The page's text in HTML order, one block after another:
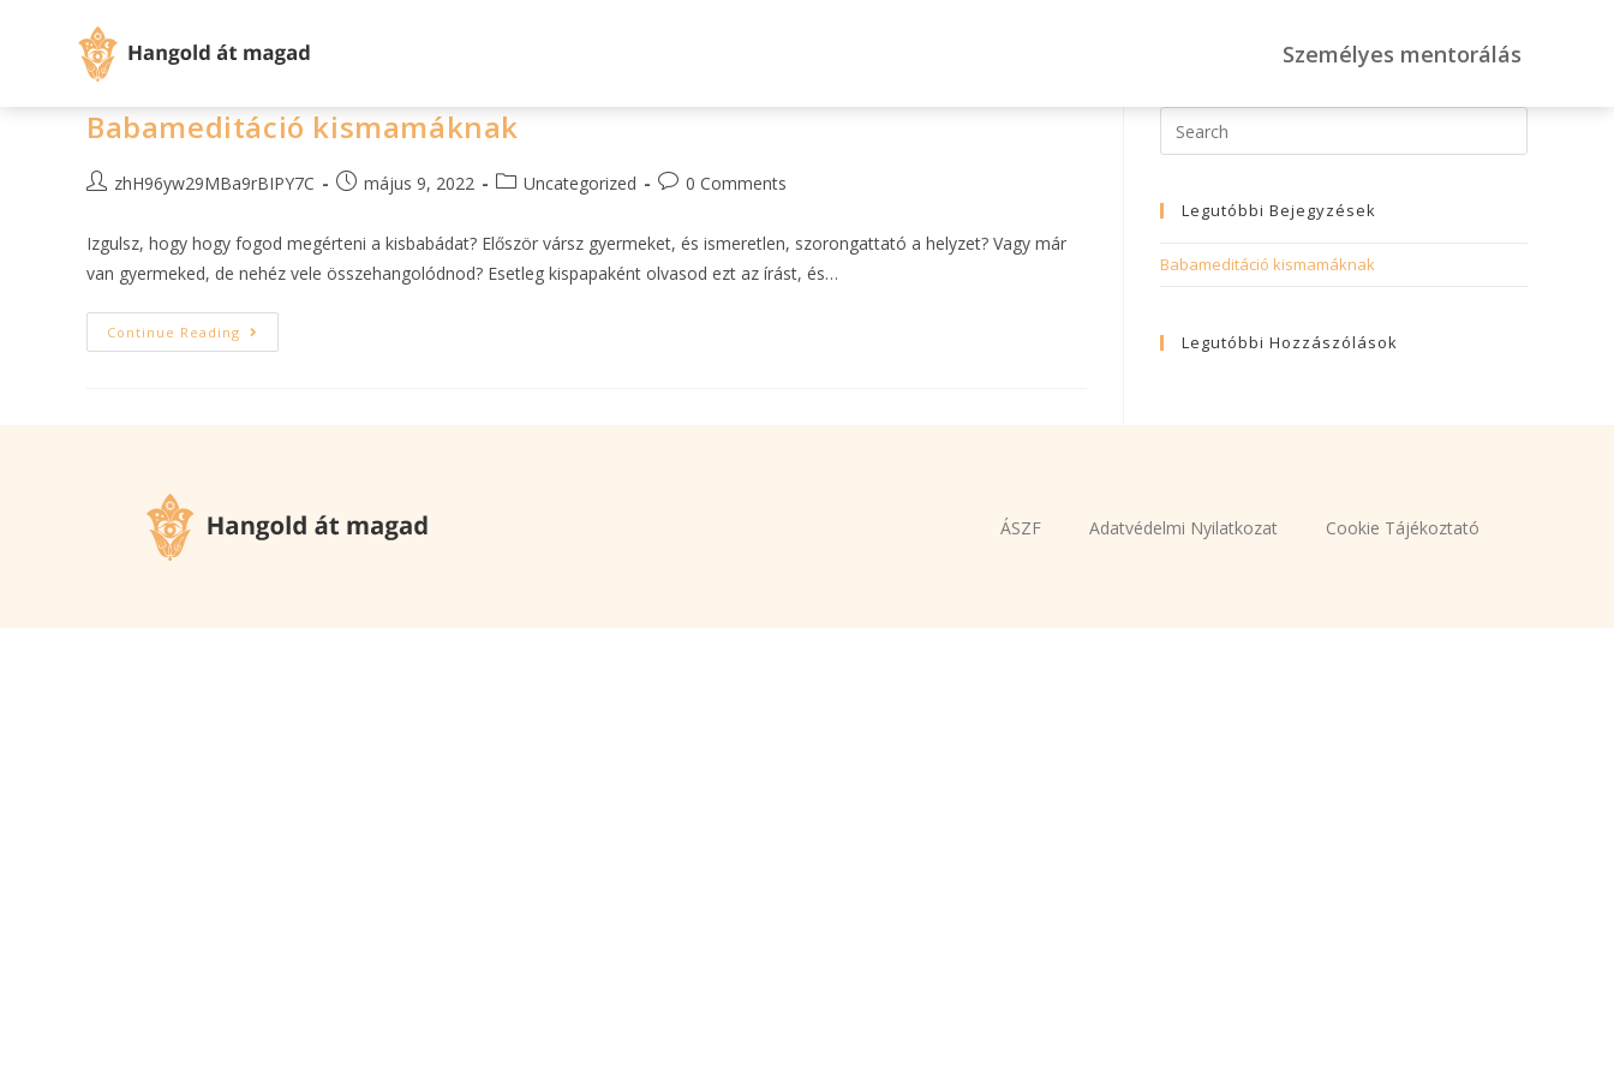
Személyes mentorálás
Babameditáció kismamáknak
zhH96yw29MBa9rBIPY7C május 9, 2022 Uncategorized 0 Comments
Izgulsz, hogy hogy fogod megérteni a kisbabádat? Először vársz gyermeket, és ismeretlen, szorongattató a helyzet? Vagy már
van gyermeked, de nehéz vele összehangolódnod? Esetleg kispapaként olvasod ezt az írást, és…
Continue Reading
Legutóbbi Bejegyzések
Babameditáció kismamáknak
Legutóbbi Hozzászólások
ÁSZF Adatvédelmi Nyilatkozat Cookie Tájékoztató